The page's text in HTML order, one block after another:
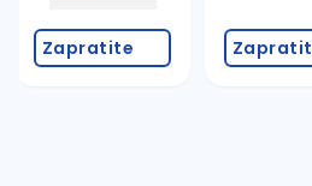
Zapratite